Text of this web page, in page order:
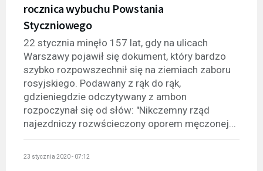
rocznica wybuchu Powstania
Styczniowego
22 stycznia minęło 157 lat, gdy na ulicach
Warszawy pojawił się dokument, który bardzo
szybko rozpowszechnił się na ziemiach zaboru
rosyjskiego. Podawany z rąk do rąk,
gdzieniegdzie odczytywany z ambon
rozpoczynał się od słów: "Nikczemny rząd
najezdniczy rozwścieczony oporem męczonej...
23 stycznia 2020 - 07:12